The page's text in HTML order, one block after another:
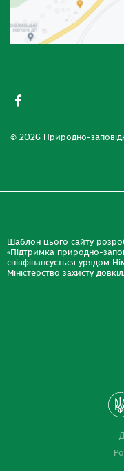
© 2026 Природно-
Шаблон цього сайту
«Підтримка природно-
співфінансується урядом
Міністерство захисту